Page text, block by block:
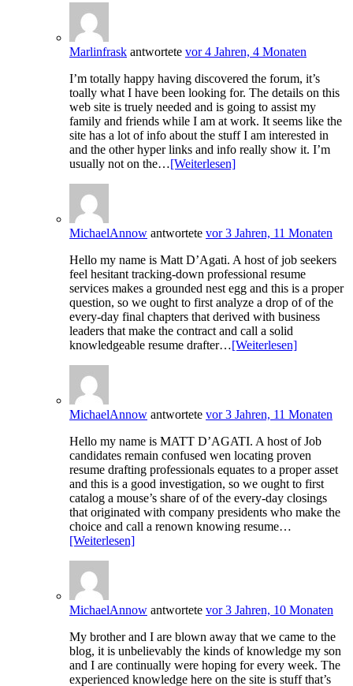
Marlinfrask antwortete vor 4 Jahren, 4 Monaten
I’m totally happy having discovered the forum, it’s
toally what I have been looking for. The details on this
web site is truely needed and is going to assist my
family and friends while I am at work. It seems like the
site has a lot of info about the stuff I am interested in
and the other hyper links and info really show it. I’m
usually not on the…[Weiterlesen]
MichaelAnnow antwortete vor 3 Jahren, 11 Monaten
Hello my name is Matt D’Agati. A host of job seekers
feel hesitant tracking-down professional resume
services makes a grounded nest egg and this is a proper
question, so we ought to first analyze a drop of of the
every-day final chapters that derived with business
leaders that make the contract and call a solid
knowledgeable resume drafter…[Weiterlesen]
MichaelAnnow antwortete vor 3 Jahren, 11 Monaten
Hello my name is MATT D’AGATI. A host of Job
candidates remain confused wen locating proven
resume drafting professionals equates to a proper asset
and this is a good investigation, so we ought to first
catalog a mouse’s share of of the every-day closings
that originated with company presidents who make the
choice and call a renown knowing resume…
[Weiterlesen]
MichaelAnnow antwortete vor 3 Jahren, 10 Monaten
My brother and I are blown away that we came to the
blog, it is unbelievably the kinds of knowledge my son
and I are continually were hoping for every week. The
experienced knowledge here on the site is stuff that’s